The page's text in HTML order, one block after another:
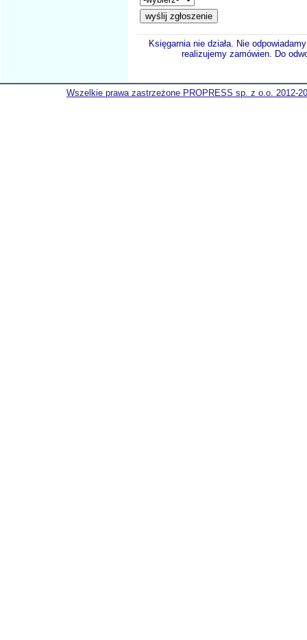
Księgarnia nie działa. Nie
realizujemy zamówien. Do
Wszelkie prawa zastrzeżone PROPRESS sp. z o.o. 2012-